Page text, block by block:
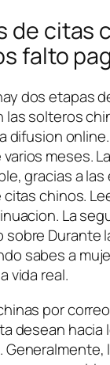
de citas
falto
dos etapas
las solteros
difusion
meses.
gracias a
chinos.
La
sobre Durante
sabes a
vida real.
por
desean hacia
Generalmente,